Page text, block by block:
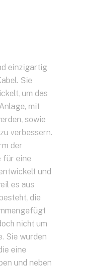
einzigartig
Sie
um das
mit
sowie
verbessern.
der
für eine
und
es aus
die
nicht um
Sie wurden
eine
und neben